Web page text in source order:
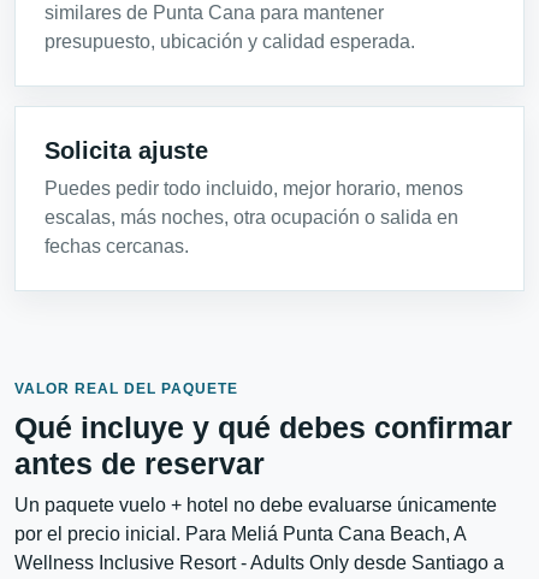
similares de Punta Cana para mantener
presupuesto, ubicación y calidad esperada.
Solicita ajuste
Puedes pedir todo incluido, mejor horario, menos
escalas, más noches, otra ocupación o salida en
fechas cercanas.
VALOR REAL DEL PAQUETE
Qué incluye y qué debes confirmar
antes de reservar
Un paquete vuelo + hotel no debe evaluarse únicamente
por el precio inicial. Para Meliá Punta Cana Beach, A
Wellness Inclusive Resort - Adults Only desde Santiago a